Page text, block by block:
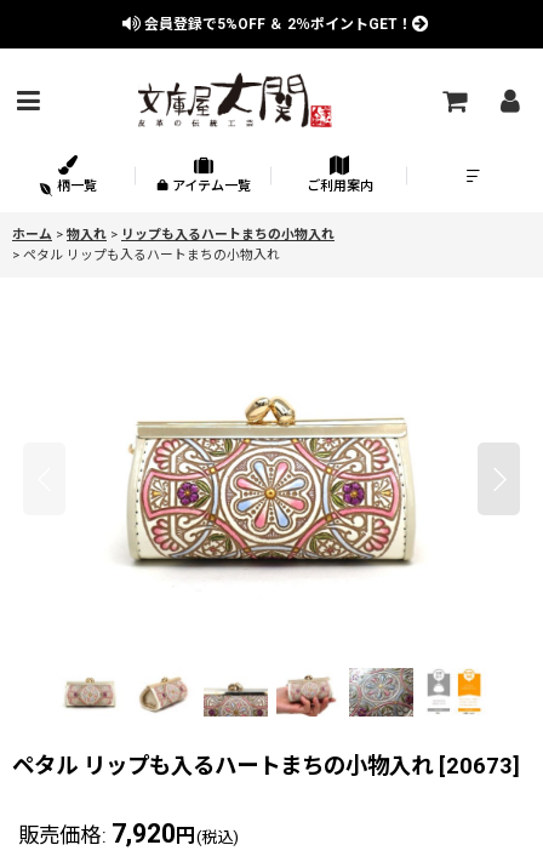
会員登録で5%OFF ＆ 2％ポイントGET！
柄一覧 アイテム一覧 ご利用案内
ホーム > 物入れ > リップも入るハートまちの小物入れ
> ペタル リップも入るハートまちの小物入れ
ペタル リップも入るハートまちの小物入れ [20673]
販売価格: 7,920 円 (税込)